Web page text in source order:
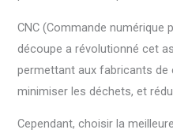
CNC (Commande numérique
découpe a révolutionné cet
permettant aux fabricants de
minimiser les déchets, et
Cependant, choisir la